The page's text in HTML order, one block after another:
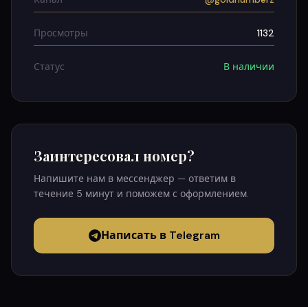
Просмотры 1132
Статус В наличии
Заинтересовал номер?
Напишите нам в мессенджер — ответим в
течение 5 минут и поможем с оформлением.
Написать в Telegram